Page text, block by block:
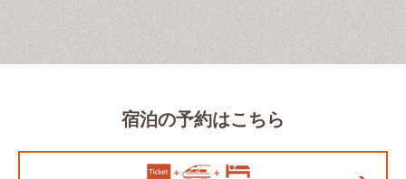
宿泊の予約はこちら